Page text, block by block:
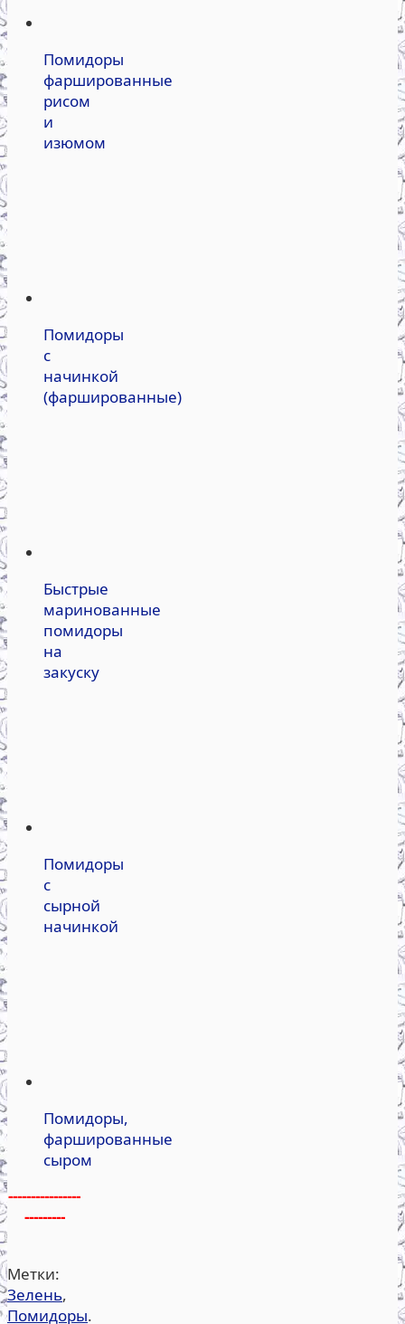
Помидоры
фаршированные
рисом
и
изюмом
Помидоры
с
начинкой
(фаршированные)
Быстрые
маринованные
помидоры
на
закуску
Помидоры
с
сырной
начинкой
Помидоры,
фаршированные
сыром
----------------
---------
Метки:
Зелень,
Помидоры.